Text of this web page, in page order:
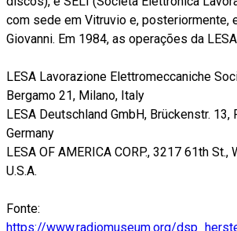
com sede em Vitruvio e, posteriormente,
Giovanni. Em 1984, as operações da
LESA Lavorazione Elettromeccaniche
Bergamo 21, Milano, Italy
LESA Deutschland GmbH, Brückenstr.
Germany
LESA OF AMERICA CORP., 3217 61th St.,
U.S.A.
Fonte:
https://www.radiomuseum.org/